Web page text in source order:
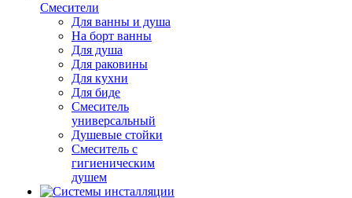
Смесители
Для ванны и душа
На борт ванны
Для душа
Для раковины
Для кухни
Для биде
Смеситель
универсальный
Душевые стойки
Смеситель с
гигиеническим
душем